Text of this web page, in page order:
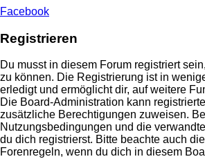
Facebook
Registrieren
Du musst in diesem Forum registriert
zu können. Die Registrierung ist in
erledigt und ermöglicht dir, auf weitere
Die Board-Administration kann
zusätzliche Berechtigungen zuweisen.
Nutzungsbedingungen und die
du dich registrierst. Bitte beachte auch
Forenregeln, wenn du dich in diesem